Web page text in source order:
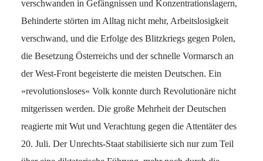
verschwanden in Gefängnissen und Konzentrationslagern,
Behinderte störten im Alltag nicht mehr, Arbeitslosigkeit
verschwand, und die Erfolge des Blitzkriegs gegen Polen,
die Besetzung Österreichs und der schnelle Vormarsch an
der West-Front begeisterte die meisten Deutschen. Ein
»revolutionsloses« Volk konnte durch Revolutionäre nicht
mitgerissen werden. Die große Mehrheit der Deutschen
reagierte mit Wut und Verachtung gegen die Attentäter des
20. Juli. Der Unrechts-Staat stabilisierte sich nur zum Teil